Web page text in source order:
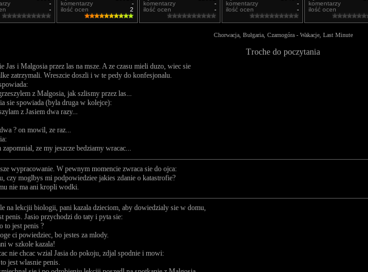
-
-
komentarzy
-
ilość ocen
2
komentarzy
-
ilość ocen
-
komentarzy
-
ilość ocen
-
komentarzy
ilość ocen
Chorwacja, Bułgaria, Czarnogóra - Wakacje, Last Minute
Troche do poczytania
Jas i Malgosia przez las na msze. A ze czasu mieli duzo, wiec sie
zatrzymali. Wreszcie doszli i w te pedy do konfesjonalu.
z Malgosia, jak szlismy przez las...
sie spowiada (byla druga w kolejce):
z Jasiem dwa razy...
? on mowil, ze raz...
zapomnial, ze my jeszcze bedziamy wracac...
wypracowanie. W pewnym momencie zwraca sie do ojca:
czy moglbys mi podpowiedziee jakies zdanie o katastrofie?
nie ma ani kropli wodki.
na lekcjii biologii, pani kazala dzieciom, aby dowiedzialy sie w domu,
penis. Jasio przychodzi do taty i pyta sie:
to jest penis ?
ci powiedziec, bo jestes za mlody.
w szkole kazala!
nie chcac wzial Jasia do pokoju, zdjal spodnie i mowi:
jest wlasnie penis.